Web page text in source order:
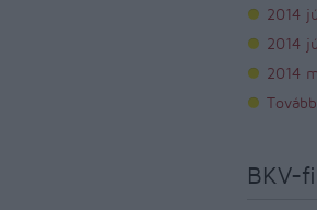
2014
2014
2014
Tovább
BKV-